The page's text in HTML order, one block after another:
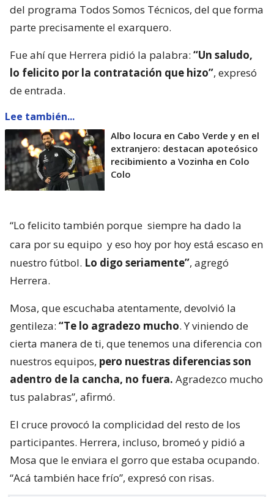
del programa Todos Somos Técnicos, del que forma
parte precisamente el exarquero.
Fue ahí que Herrera pidió la palabra: “Un saludo,
lo felicito por la contratación que hizo”, expresó
de entrada.
Lee también...
Albo locura en Cabo Verde y en el
extranjero: destacan apoteósico
recibimiento a Vozinha en Colo
Colo
“Lo felicito también porque siempre ha dado la
cara por su equipo y eso hoy por hoy está escaso en
nuestro fútbol. Lo digo seriamente”, agregó
Herrera.
Mosa, que escuchaba atentamente, devolvió la
gentileza: “Te lo agradezo mucho. Y viniendo de
cierta manera de ti, que tenemos una diferencia con
nuestros equipos, pero nuestras diferencias son
adentro de la cancha, no fuera. Agradezco mucho
tus palabras”, afirmó.
El cruce provocó la complicidad del resto de los
participantes. Herrera, incluso, bromeó y pidió a
Mosa que le enviara el gorro que estaba ocupando.
“Acá también hace frío”, expresó con risas.